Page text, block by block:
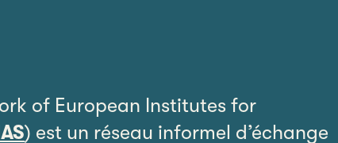
of European Institutes for
) est un réseau informel d’échange